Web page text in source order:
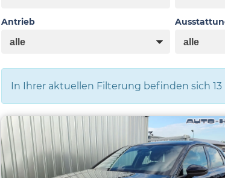
Antrieb
In Ihrer aktuellen Filterung befinden sich 13